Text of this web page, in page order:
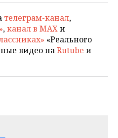
телеграм-канал,
,канал в MAXи
«Реального
видео наRutube и